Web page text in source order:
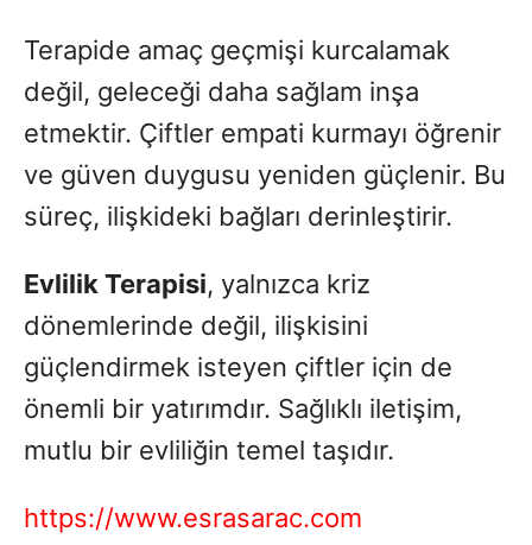
Terapide amaç geçmişi kurcalamak
değil, geleceği daha sağlam inşa
etmektir. Çiftler empati kurmayı öğrenir
ve güven duygusu yeniden güçlenir. Bu
süreç, ilişkideki bağları derinleştirir.
Evlilik Terapisi, yalnızca kriz
dönemlerinde değil, ilişkisini
güçlendirmek isteyen çiftler için de
önemli bir yatırımdır. Sağlıklı iletişim,
mutlu bir evliliğin temel taşıdır.
https://www.esrasarac.com